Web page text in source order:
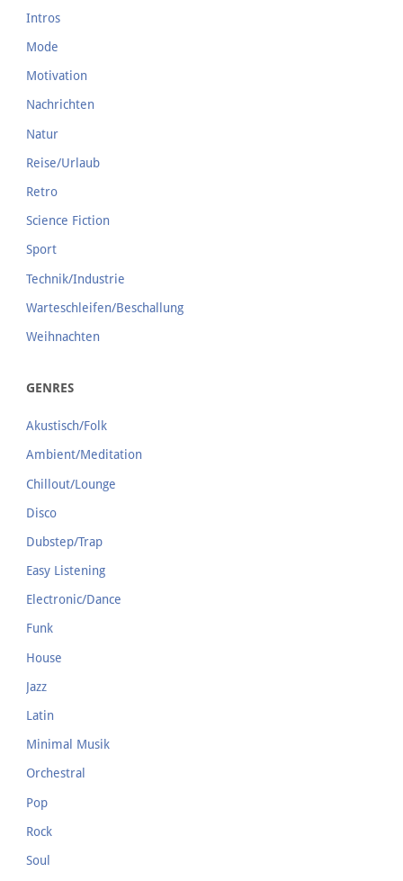
Intros
Mode
Motivation
Nachrichten
Natur
Reise/Urlaub
Retro
Science Fiction
Sport
Technik/Industrie
Warteschleifen/Beschallung
Weihnachten
GENRES
Akustisch/Folk
Ambient/Meditation
Chillout/Lounge
Disco
Dubstep/Trap
Easy Listening
Electronic/Dance
Funk
House
Jazz
Latin
Minimal Musik
Orchestral
Pop
Rock
Soul